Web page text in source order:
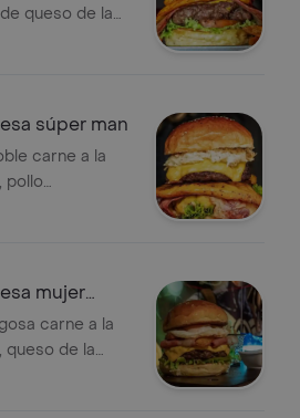
queso de la
de
a la francesa y
papas a la
ml
súper man
carne a la
pollo
plátano
de
coca-cola 250
mujer
carne a la
queso de la
tocineta de